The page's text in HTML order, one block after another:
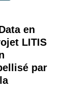
en
LITIS
par